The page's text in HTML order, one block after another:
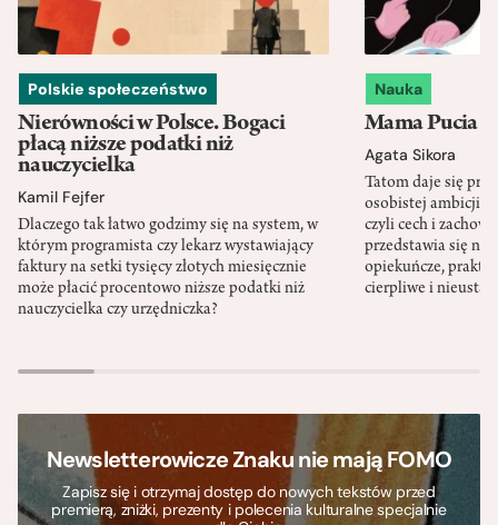
Polskie społeczeństwo
Nierówności w Polsce. Bogaci
płacą niższe podatki niż
nauczycielka
Kamil Fejfer
Dlaczego tak łatwo godzimy się na system, w
którym programista czy lekarz wystawiający
faktury na setki tysięcy złotych miesięcznie
może płacić procentowo niższe podatki niż
nauczycielka czy urzędniczka?
Nauka
Mama Pucia
Agata Sikora
Tatom daje się
osobistej ambicji,
czyli cech i
przedstawia się
opiekuńcze,
cierpliwe i
Newsletterowicze Znaku nie mają FOMO
Zapisz się i otrzymaj dostęp do nowych tekstów przed
premierą, zniżki, prezenty i polecenia kulturalne specjalnie